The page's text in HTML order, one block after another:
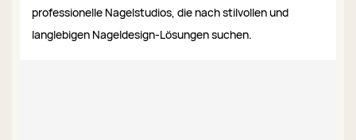
professionelle Nagelstudios, die nach stilvollen und
langlebigen Nageldesign-Lösungen suchen.